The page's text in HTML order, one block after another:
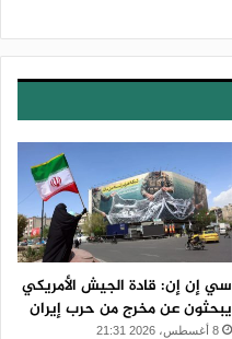
سي إن إن: قادة الجيش الأمريكي
يبحثون عن مخرج من حرب إيران
8 أغسطس، 2026 21:31